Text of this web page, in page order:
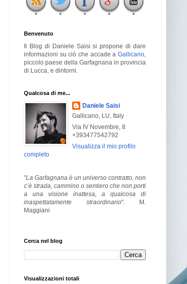
Benvenuto
Il Blog di Daniele Saisi si propone di dare
informazioni su ciò che accade a Gallicano
piccolo paese della Garfagnana in provincia
di Lucca, e dintorni.
Qualcosa di me...
Daniele Saisi
Gallicano, LU, Italy
Via IV Novembre, 8
+393477542792
Visualizza il mio profilo
completo
"La Garfagnana è un universo contratto, non
c’è strada, cammino o sentiero che non porti
a una visione inattesa, a qualcosa di
inaspettatamente straordinario". M.
Maggiani
Cerca nel blog
Visualizzazioni totali